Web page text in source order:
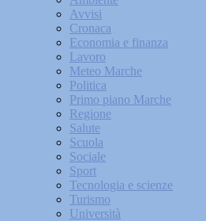
Avvisi
Cronaca
Economia e finanza
Lavoro
Meteo Marche
Politica
Primo piano Marche
Regione
Salute
Scuola
Sociale
Sport
Tecnologia e scienze
Turismo
Università